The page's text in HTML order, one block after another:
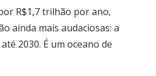
R$1,7 trilhão por ano,
ainda mais audaciosas: a
2030. É um oceano de